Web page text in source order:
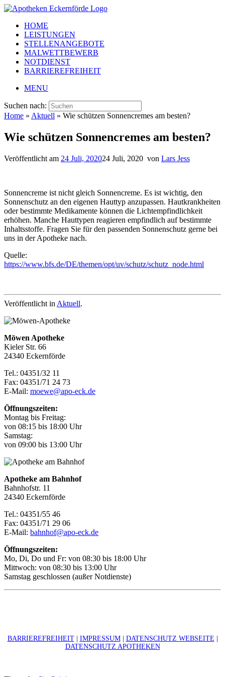
HOME
LEISTUNGEN
STELLENANGEBOTE
MALWETTBEWERB
NOTDIENST
BARRIEREFREIHEIT
MENU
Suchen nach:
Home » Aktuell » Wie schützen Sonnencremes am besten?
Wie schützen Sonnencremes am besten?
Veröffentlicht am 24 Juli, 202024 Juli, 2020 von Lars Jess
Sonnencreme ist nicht gleich Sonnencreme. Es ist wichtig, den
Sonnenschutz an den eigenen Hauttyp anzupassen. Hautkrankheiten
oder bestimmte Medikamente können die Lichtempfindlichkeit
erhöhen. Manche Hauttypen reagieren empfindlich auf bestimmte
Inhaltsstoffe. Fragen Sie für den passenden Sonnenschutz gerne bei
uns in der Apotheke nach.
Quelle:
https://www.bfs.de/DE/themen/opt/uv/schutz/schutz_node.html
Veröffentlicht in Aktuell.
Möwen Apotheke
Kieler Str. 66
24340 Eckernförde
Tel.: 04351/32 11
Fax: 04351/71 24 73
E-Mail: moewe@apo-eck.de
Öffnungszeiten:
Montag bis Freitag:
von 08:15 bis 18:00 Uhr
Samstag:
von 09:00 bis 13:00 Uhr
Apotheke am Bahnhof
Bahnhofstr. 11
24340 Eckernförde
Tel.: 04351/55 46
Fax: 04351/71 29 06
E-Mail: bahnhof@apo-eck.de
Öffnungszeiten:
Mo, Di, Do und Fr: von 08:30 bis 18:00 Uhr
Mittwoch: von 08:30 bis 13:00 Uhr
Samstag geschlossen (außer Notdienste)
BARRIEREFREIHEIT| IMPRESSUM| DATENSCHUTZ WEBSEITE
DATENSCHUTZ APOTHEKEN